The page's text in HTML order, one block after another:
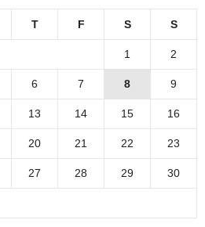
T F S S
1 2
6 7 8 9
13 14 15 16
20 21 22 23
27 28 29 30